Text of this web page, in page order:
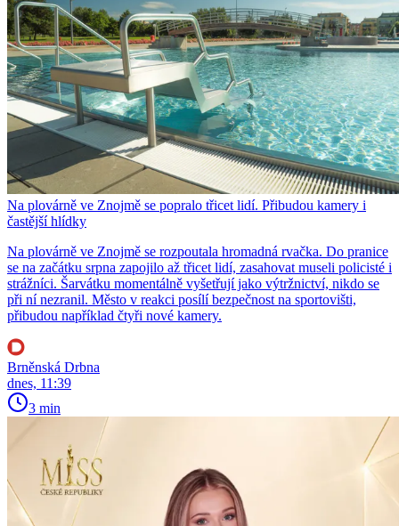
Na plovárně ve Znojmě se popralo třicet lidí. Přibudou kamery i
častější hlídky
Na plovárně ve Znojmě se rozpoutala hromadná rvačka. Do pranice
se na začátku srpna zapojilo až třicet lidí, zasahovat museli policisté i
strážníci. Šarvátku momentálně vyšetřují jako výtržnictví, nikdo se
při ní nezranil. Město v reakci posílí bezpečnost na sportovišti,
přibudou například čtyři nové kamery.
Brněnská Drbna
dnes, 11:39
3 min